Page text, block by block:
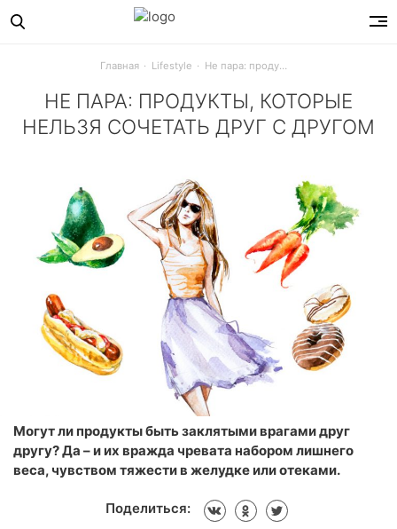
Главная Lifestyle
НЕ ПАРА: ПРОДУКТЫ, КОТОРЫЕ
НЕЛЬЗЯ СОЧЕТАТЬ ДРУГ С ДРУГОМ
Могут ли продукты быть заклятыми врагами друг
другу? Да – и их вражда чревата набором лишнего
веса, чувством тяжести в желудке или отеками.
Поделиться: